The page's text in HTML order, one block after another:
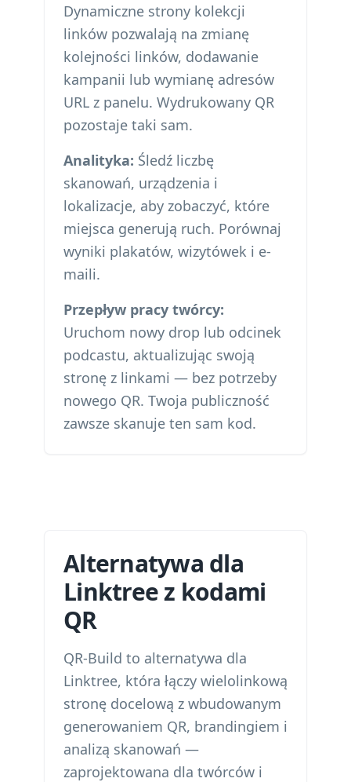
Dynamiczne strony kolekcji
linków pozwalają na zmianę
kolejności linków, dodawanie
kampanii lub wymianę adresów
URL z panelu. Wydrukowany QR
pozostaje taki sam.
Analityka: Śledź liczbę
skanowań, urządzenia i
lokalizacje, aby zobaczyć, które
miejsca generują ruch. Porównaj
wyniki plakatów, wizytówek i e-
maili.
Przepływ pracy twórcy:
Uruchom nowy drop lub odcinek
podcastu, aktualizując swoją
stronę z linkami — bez potrzeby
nowego QR. Twoja publiczność
zawsze skanuje ten sam kod.
Alternatywa dla
Linktree z kodami
QR
QR-Build to alternatywa dla
Linktree, która łączy wielolinkową
stronę docelową z wbudowanym
generowaniem QR, brandingiem i
analizą skanowań —
zaprojektowana dla twórców i